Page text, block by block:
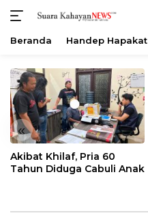
konten
Beranda Handep Hapakat
«
Akibat Khilaf, Pria 60
Tahun Diduga Cabuli Anak